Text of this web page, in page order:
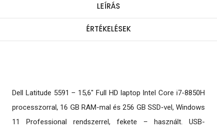
LEÍRÁS
ÉRTÉKELÉSEK
Dell Latitude 5591 – 15,6″ Full HD laptop Intel Core i7-8850H
processzorral, 16 GB RAM-mal és 256 GB SSD-vel, Windows
11 Professional rendszerrel, fekete – használt. USB-